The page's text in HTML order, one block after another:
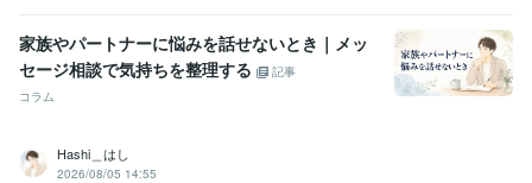
家族やパートナーに悩みを話せないとき｜メッ
セージ相談で気持ちを整理する
記事
コラム
Hashi＿はし
2026/08/05 14:55